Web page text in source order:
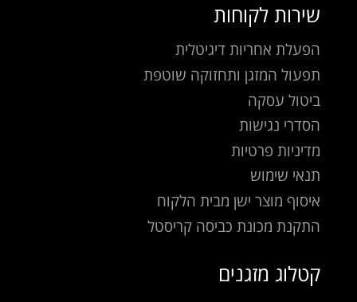
שירות לקוחות
הפעלת אחריות דיגיטלית
תפעול המזגן ותחזוקה שוטפת
ביטול עסקה
הסדרי נגישות
מדיניות פרטיות
תנאי שימוש
איסוף מוצר ישן מבית הלקוח
התקנת מכונת כביסה קריסטל
קטלוג מזגנים